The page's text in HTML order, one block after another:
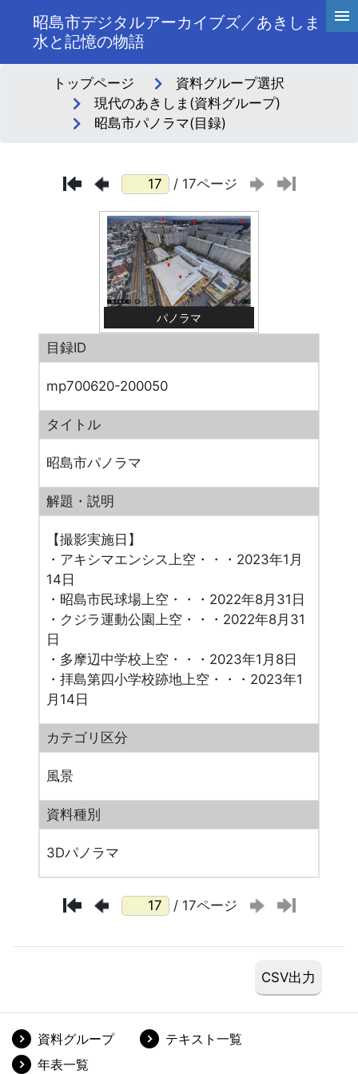
昭島市デジタルアーカイブズ／あきしま
水と記憶の物語
トップページ
資料グループ選択
現代のあきしま(資料グループ)
昭島市パノラマ(目録)
/ 17ページ
パノラマ
目録ID
mp700620-200050
タイトル
昭島市パノラマ
解題・説明
【撮影実施日】
・アキシマエンシス上空・・・2023年1月
14日
・昭島市民球場上空・・・2022年8月31日
・クジラ運動公園上空・・・2022年8月31
日
・多摩辺中学校上空・・・2023年1月8日
・拝島第四小学校跡地上空・・・2023年1
月14日
カテゴリ区分
風景
資料種別
3Dパノラマ
/ 17ページ
資料グループ
テキスト一覧
年表一覧